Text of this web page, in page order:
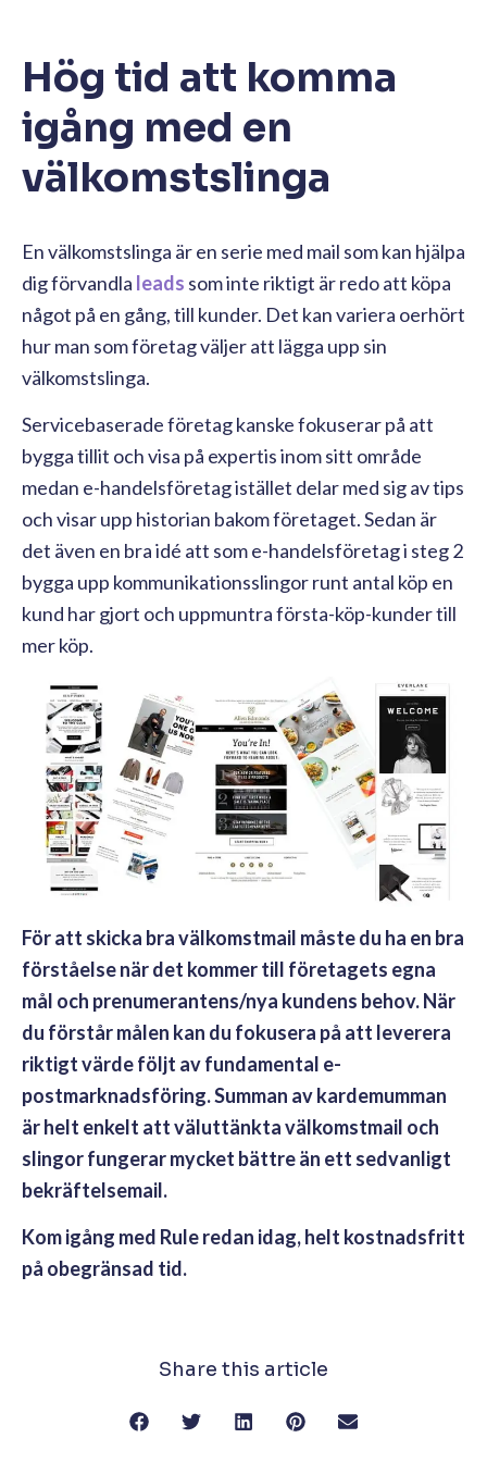
Hög tid att komma
igång med en
välkomstslinga
En välkomstslinga är en serie med mail som kan hjälpa
dig förvandla leads som inte riktigt är redo att köpa
något på en gång, till kunder. Det kan variera oerhört
hur man som företag väljer att lägga upp sin
välkomstslinga.
Servicebaserade företag kanske fokuserar på att
bygga tillit och visa på expertis inom sitt område
medan e-handelsföretag istället delar med sig av tips
och visar upp historian bakom företaget. Sedan är
det även en bra idé att som e-handelsföretag i steg 2
bygga upp kommunikationsslingor runt antal köp en
kund har gjort och uppmuntra första-köp-kunder till
mer köp.
För att skicka bra välkomstmail måste du ha en bra
förståelse när det kommer till företagets egna
mål och prenumerantens/nya kundens behov. När
du förstår målen kan du fokusera på att leverera
riktigt värde följt av fundamental e-
postmarknadsföring. Summan av kardemumman
är helt enkelt att väluttänkta välkomstmail och
slingor fungerar mycket bättre än ett sedvanligt
bekräftelsemail.
Kom igång med Rule redan idag, helt kostnadsfritt
på obegränsad tid.
Share this article